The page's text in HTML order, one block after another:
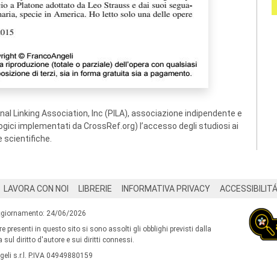
Linking Association, Inc (PILA), associazione indipendente e
implementati da CrossRef.org) l’accesso degli studiosi ai
scientifiche.
LAVORA CON NOI LIBRERIE INFORMATIVA PRIVACY ACCESSIBILITÁ
24/06/2026
presenti in questo sito si sono assolti gli obblighi previsti dalla
sul diritto d'autore e sui diritti connessi.
s.r.l. P.IVA 04949880159